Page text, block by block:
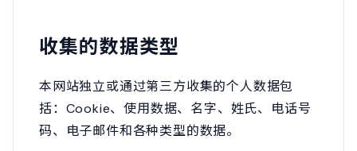
收集的数据类型
本网站独立或通过第三方收集的个人数据包
括：Cookie、使用数据、名字、姓氏、电话号
码、电子邮件和各种类型的数据。